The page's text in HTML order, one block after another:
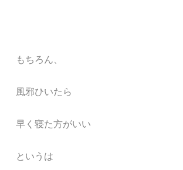
もちろん、
風邪ひいたら
早く寝た方がいい
というは